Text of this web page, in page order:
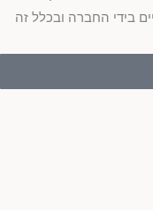
בידי החברה ובכלל זה